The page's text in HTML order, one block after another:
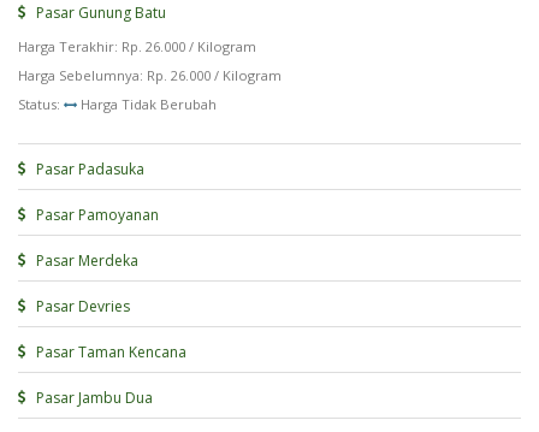
Pasar Gunung Batu
Harga Terakhir: Rp. 26.000 / Kilogram
Harga Sebelumnya: Rp. 26.000 / Kilogram
Status:
Harga Tidak Berubah
Pasar Padasuka
Pasar Pamoyanan
Pasar Merdeka
Pasar Devries
Pasar Taman Kencana
Pasar Jambu Dua